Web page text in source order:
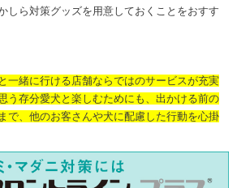
しら対策グッズを用意しておくことをおすす
一緒に行ける店舗ならではのサービスが充実
う存分愛犬と楽しむためにも、出かける前の
で、他のお客さんや犬に配慮した行動を心掛